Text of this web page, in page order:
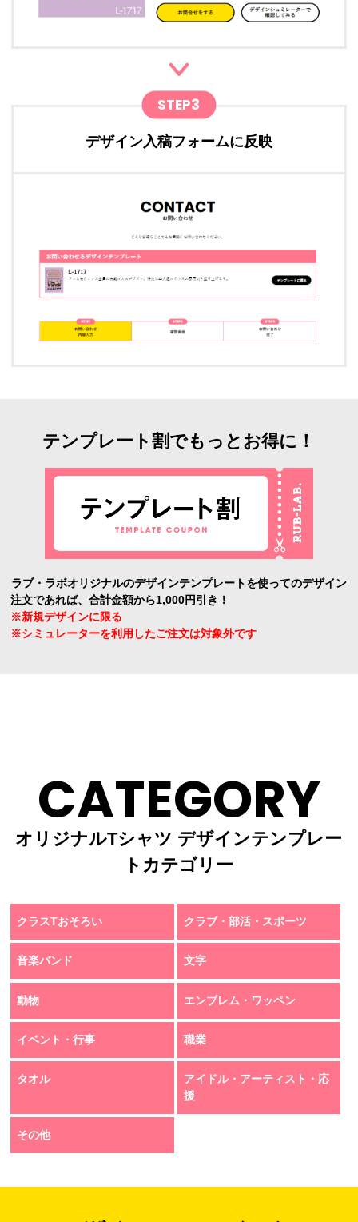
STEP3
デザイン入稿フォームに反映
テンプレート割でもっとお得に！
ラブ・ラボオリジナルのデザインテンプレートを使ってのデザイン
注文であれば、合計金額から1,000円引き！
※新規デザインに限る
※シミュレーターを利用したご注文は対象外です
CATEGORY
オリジナルTシャツ デザインテンプレー
トカテゴリー
クラスTおそろい クラブ・部活・スポーツ
音楽バンド 文字
動物 エンブレム・ワッペン
イベント・行事 職業
タオル
アイドル・アーティスト・応
援
その他